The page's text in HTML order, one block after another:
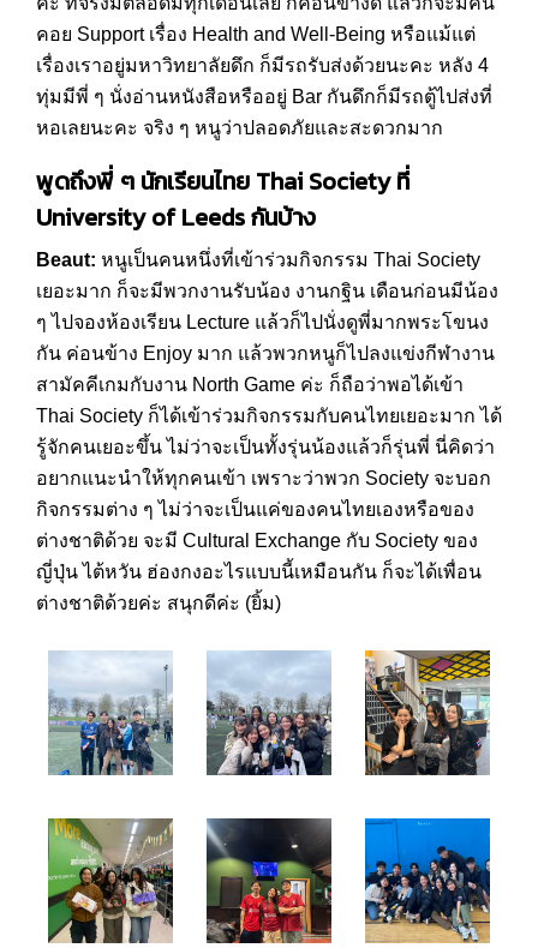
คอย Support เรื่อง Health and Well-Being หรือแม้แต่
เรื่องเราอยู่มหาวิทยาลัยดึก ก็มีรถรับส่งด้วยนะคะ หลัง 4
ทุ่มมีพี่ ๆ นั่งอ่านหนังสือหรืออยู่ Bar กันดึกก็มีรถตู้ไปส่งที่
หอเลยนะคะ จริง ๆ หนูว่าปลอดภัยและสะดวกมาก
พูดถึงพี่ ๆ นักเรียนไทย Thai Societyที่
University of Leedsกันบ้าง
Beaut: หนูเป็นคนหนึ่งที่เข้าร่วมกิจกรรม Thai Society
เยอะมาก ก็จะมีพวกงานรับน้อง งานกฐิน เดือนก่อนมีน้อง
ๆ ไปจองห้องเรียน Lecture แล้วก็ไปนั่งดูพี่มากพระโขนง
กัน ค่อนข้าง Enjoy มาก แล้วพวกหนูก็ไปลงแข่งกีฬางาน
สามัคคีเกมกับงาน North Game ค่ะ ก็ถือว่าพอได้เข้า
Thai Society ก็ได้เข้าร่วมกิจกรรมกับคนไทยเยอะมาก ได้
รู้จักคนเยอะขึ้น ไม่ว่าจะเป็นทั้งรุ่นน้องแล้วก็รุ่นพี่ นี่คิดว่า
อยากแนะนำให้ทุกคนเข้า เพราะว่าพวก Society จะบอก
กิจกรรมต่าง ๆ ไม่ว่าจะเป็นแค่ของคนไทยเองหรือของ
ต่างชาติด้วย จะมี Cultural Exchange กับ Society ของ
ญี่ปุ่น ไต้หวัน ฮ่องกงอะไรแบบนี้เหมือนกัน ก็จะได้เพื่อน
ต่างชาติด้วยค่ะ สนุกดีค่ะ (ยิ้ม)